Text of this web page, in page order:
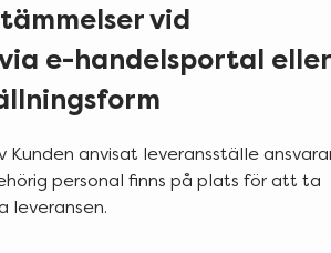
vid
e-handelsportal eller
Kunden anvisat leveransställe
personal finns på plats för att ta
leveransen.